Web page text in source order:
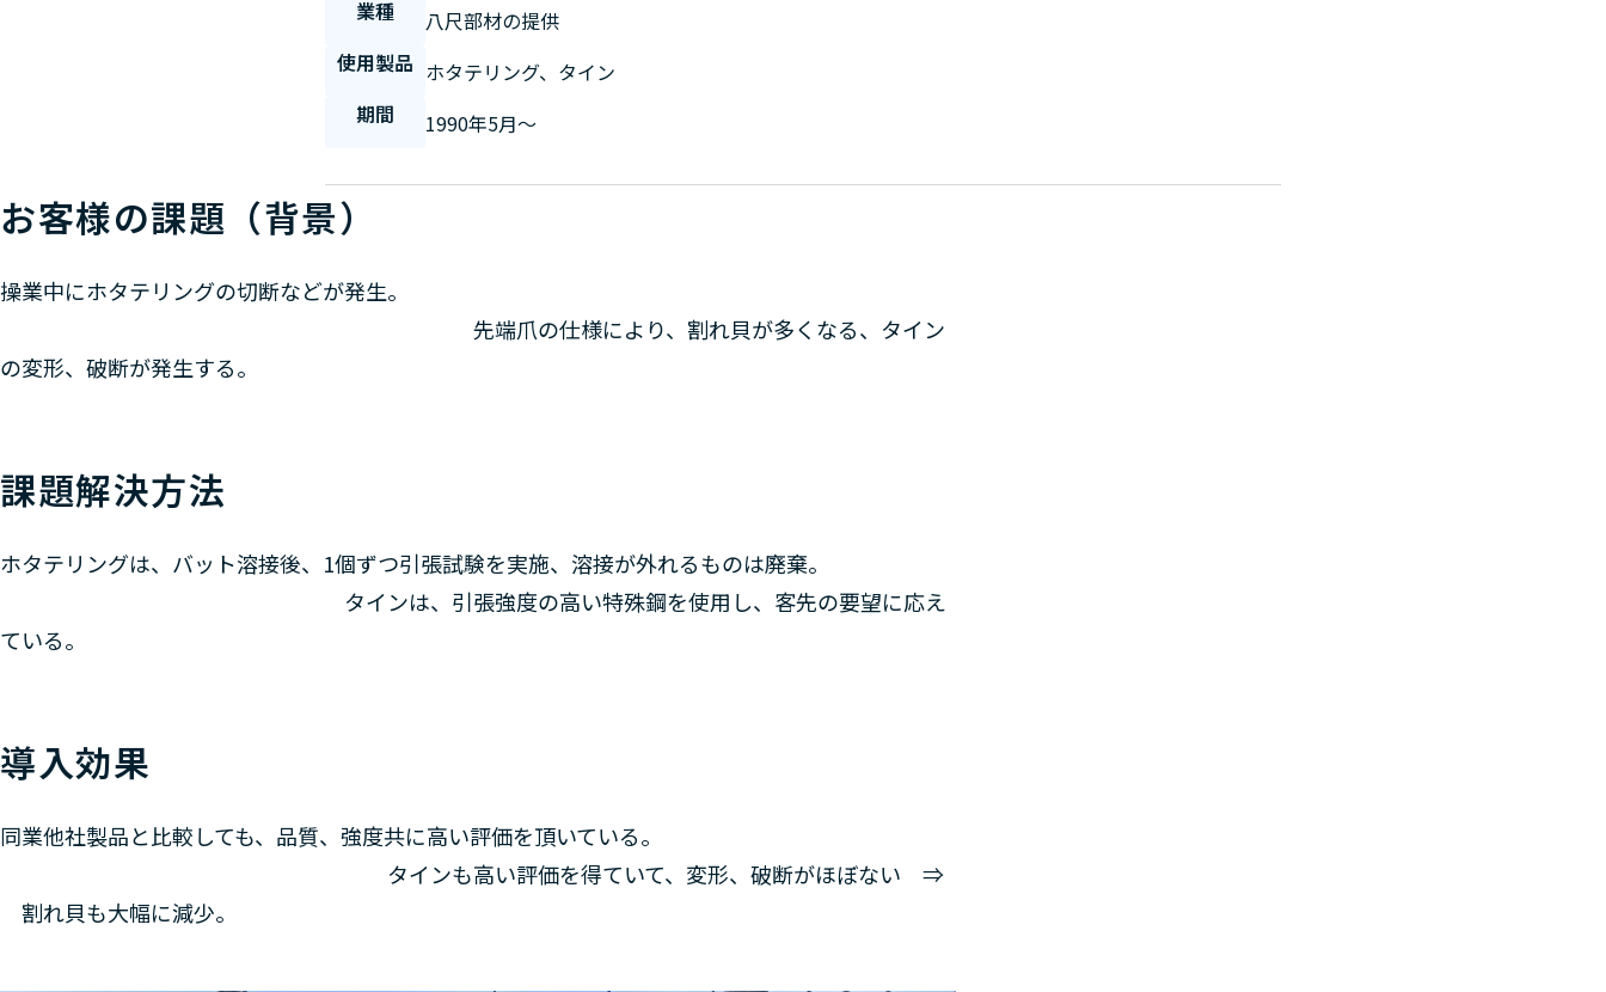
業種
八尺部材の提供
使用製品 ホタテリング、タイン
期間
1990年5月～
お客様の課題（背景）
操業中にホタテリングの切断などが発生。
先端爪の仕様により、割れ貝が多くなる、タイン
の変形、破断が発生する。
課題解決方法
ホタテリングは、バット溶接後、1個ずつ引張試験を実施、溶接が外れるものは廃棄。
タインは、引張強度の高い特殊鋼を使用し、客先の要望に応え
ている。
導入効果
同業他社製品と比較しても、品質、強度共に高い評価を頂いている。
タインも高い評価を得ていて、変形、破断がほぼない ⇒
割れ貝も大幅に減少。